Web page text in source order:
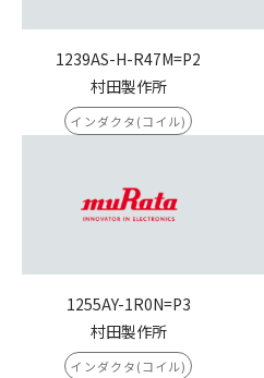
1239AS-H-R47M=P2
村田製作所
インダクタ(コイル)
1255AY-1R0N=P3
村田製作所
インダクタ(コイル)